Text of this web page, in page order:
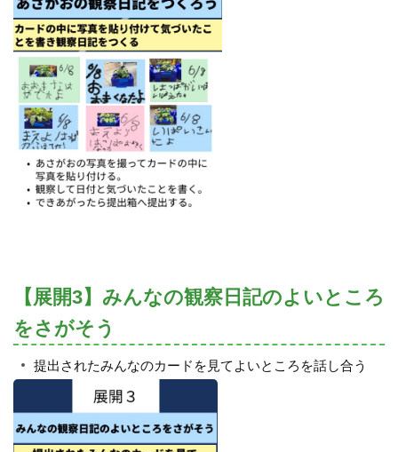
【展開3】みんなの観察日記のよいところ
をさがそう
提出されたみんなのカードを見てよいところを話し合う